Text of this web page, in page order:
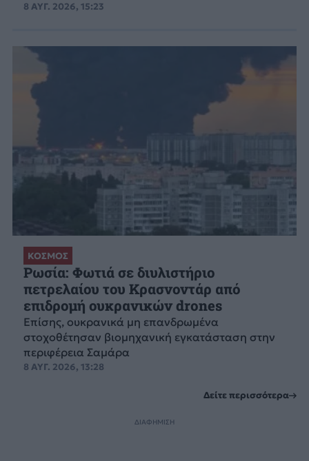
8 ΑΥΓ. 2026, 15:23
ΚΟΣΜΟΣ
Ρωσία: Φωτιά σε διυλιστήριο
πετρελαίου του Κρασνοντάρ από
επιδρομή ουκρανικών drones
Επίσης, ουκρανικά μη επανδρωμένα
στοχοθέτησαν βιομηχανική εγκατάσταση στην
περιφέρεια Σαμάρα
8 ΑΥΓ. 2026, 13:28
Δείτε περισσότερα
ΔΙΑΦΗΜΙΣΗ